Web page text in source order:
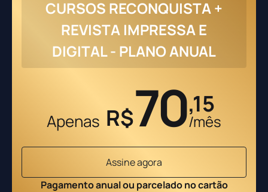
CURSOS RECONQUISTA +
REVISTA IMPRESSA E
DIGITAL - PLANO ANUAL
Apenas R$70,15
/mês
Assine agora
Pagamento anual ou parcelado no cartão